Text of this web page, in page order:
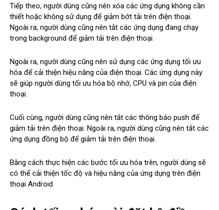
Tiếp theo, người dùng cũng nên xóa các ứng dụng không cần
thiết hoặc không sử dụng để giảm bớt tải trên điện thoại.
Ngoài ra, người dùng cũng nên tắt các ứng dụng đang chạy
trong background để giảm tải trên điện thoại.
Ngoài ra, người dùng cũng nên sử dụng các ứng dụng tối ưu
hóa để cải thiện hiệu năng của điện thoại. Các ứng dụng này
sẽ giúp người dùng tối ưu hóa bộ nhớ, CPU và pin của điện
thoại.
Cuối cùng, người dùng cũng nên tắt các thông báo push để
giảm tải trên điện thoại. Ngoài ra, người dùng cũng nên tắt các
ứng dụng đồng bộ để giảm tải trên điện thoại.
Bằng cách thực hiện các bước tối ưu hóa trên, người dùng sẽ
có thể cải thiện tốc độ và hiệu năng của ứng dụng trên điện
thoại Android.